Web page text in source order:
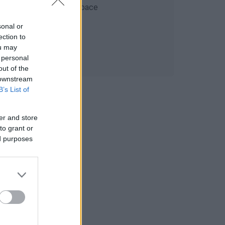
or
to
may
of the
List of
and store
grant or
purposes